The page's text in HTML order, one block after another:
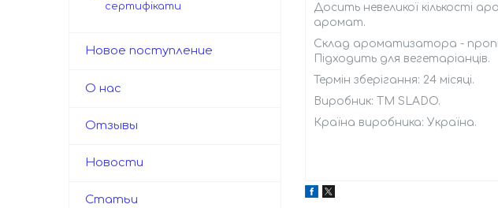
Досить невеликої кількості
аромат.
Склад ароматизатора -
Підходить для вегетаріанців.
Термін зберігання: 24 місяці.
Виробник: ТМ SLADO.
Країна виробника: Україна.
сертифікати
Новое поступление
О нас
Отзывы
Новости
Статьи